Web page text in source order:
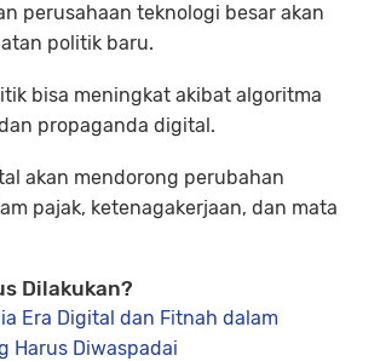
perusahaan teknologi besar akan
politik baru.
bisa meningkat akibat algoritma
propaganda digital.
akan mendorong perubahan
pajak, ketenagakerjaan, dan mata
Dilakukan?
Era Digital dan Fitnah dalam
Harus Diwaspadai